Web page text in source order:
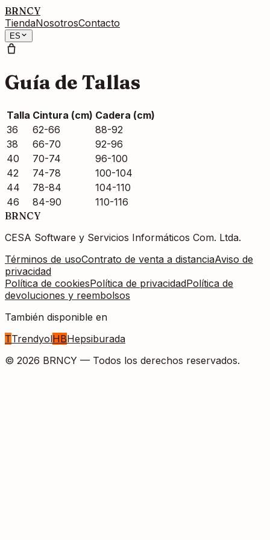
BRNCY
TiendaNosotrosContacto
ES
Guía de Tallas
Talla Cintura (cm) Cadera (cm)
36
62-66
88-92
38
66-70
92-96
40
70-74
96-100
42
74-78
100-104
44
78-84
104-110
46
84-90
110-116
BRNCY
CESA Software y Servicios Informáticos Com. Ltda.
Términos de usoContrato de venta a distanciaAviso de
privacidad
Política de cookiesPolítica de privacidadPolítica de
devoluciones y reembolsos
También disponible en
TTrendyolHBHepsiburada
© 2026 BRNCY — Todos los derechos reservados.